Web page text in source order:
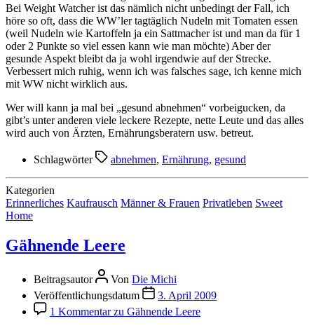
Bei Weight Watcher ist das nämlich nicht unbedingt der Fall, ich
höre so oft, dass die WW’ler tagtäglich Nudeln mit Tomaten essen
(weil Nudeln wie Kartoffeln ja ein Sattmacher ist und man da für 1
oder 2 Punkte so viel essen kann wie man möchte) Aber der
gesunde Aspekt bleibt da ja wohl irgendwie auf der Strecke.
Verbessert mich ruhig, wenn ich was falsches sage, ich kenne mich
mit WW nicht wirklich aus.
Wer will kann ja mal bei „gesund abnehmen“ vorbeigucken, da
gibt’s unter anderen viele leckere Rezepte, nette Leute und das alles
wird auch von Ärzten, Ernährungsberatern usw. betreut.
Schlagwörter abnehmen, Ernährung, gesund
Kategorien
Erinnerliches Kaufrausch Männer & Frauen Privatleben Sweet
Home
Gähnende Leere
Beitragsautor Von Die Michi
Veröffentlichungsdatum
3. April 2009
1 Kommentarzu Gähnende Leere